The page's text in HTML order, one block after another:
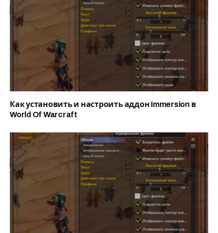
Как установить и настроить аддон Immersion в
World Of Warcraft